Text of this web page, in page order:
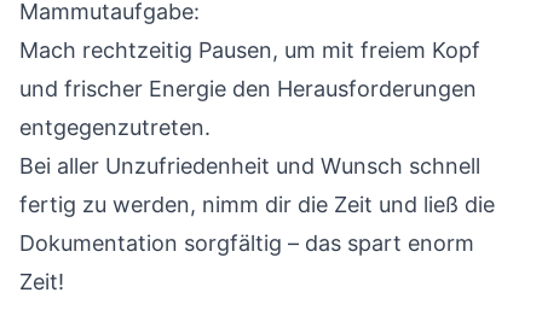
Mammutaufgabe:
Mach rechtzeitig Pausen, um mit freiem Kopf
und frischer Energie den Herausforderungen
entgegenzutreten.
Bei aller Unzufriedenheit und Wunsch schnell
fertig zu werden, nimm dir die Zeit und ließ die
Dokumentation sorgfältig – das spart enorm
Zeit!